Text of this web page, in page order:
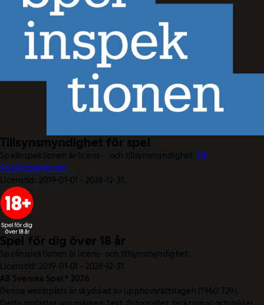
Tillsynsmyndighet för spel
Spelinspektionen är licens- och tillsynsmyndighet.Till
Spelinspektionen.
Licenstid: 2019-01-01 - 2028-12-31.
Spel för dig över 18 år
Spelinspektionen är licens- och tillsynsmyndighet.
Licenstid: 2019-01-01 - 2028-12-31.
AB Svenska Spel © 2026
Denna webbplats är skyddad av upphovsrättslagen (1960:729).